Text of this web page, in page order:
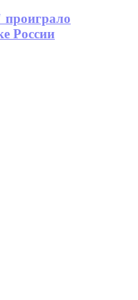
России